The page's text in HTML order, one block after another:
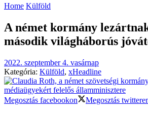
Home Külföld
A német kormány
második világháborús
2022. szeptember 4. vasárnap
Kategória: Külföld, xHeadline
Megosztás facebookon Megosztás